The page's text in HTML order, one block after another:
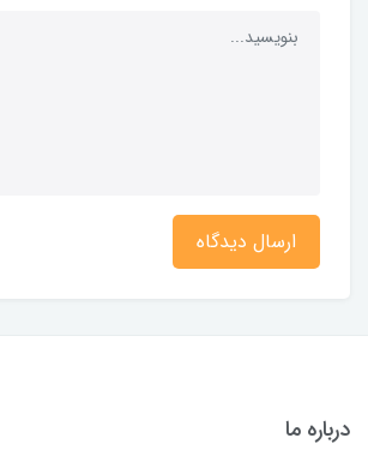
ارسال دیدگاه
درباره ما